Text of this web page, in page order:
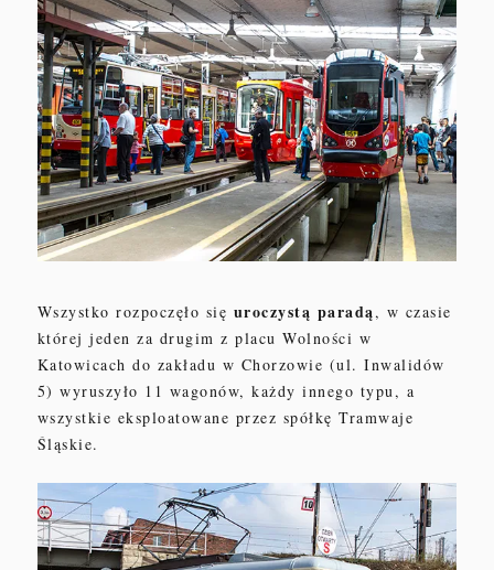
Wszystko rozpoczęło się uroczystą paradą, w czasie
której jeden za drugim z placu Wolności w
Katowicach do zakładu w Chorzowie (ul. Inwalidów
5) wyruszyło 11 wagonów, każdy innego typu, a
wszystkie eksploatowane przez spółkę Tramwaje
Śląskie.